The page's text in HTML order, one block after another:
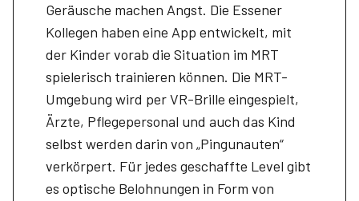
Geräusche machen Angst. Die Essener
Kollegen haben eine App entwickelt, mit
der Kinder vorab die Situation im MRT
spielerisch trainieren können. Die MRT-
Umgebung wird per VR-Brille eingespielt,
Ärzte, Pflegepersonal und auch das Kind
selbst werden darin von „Pingunauten“
verkörpert. Für jedes geschaffte Level gibt
es optische Belohnungen in Form von